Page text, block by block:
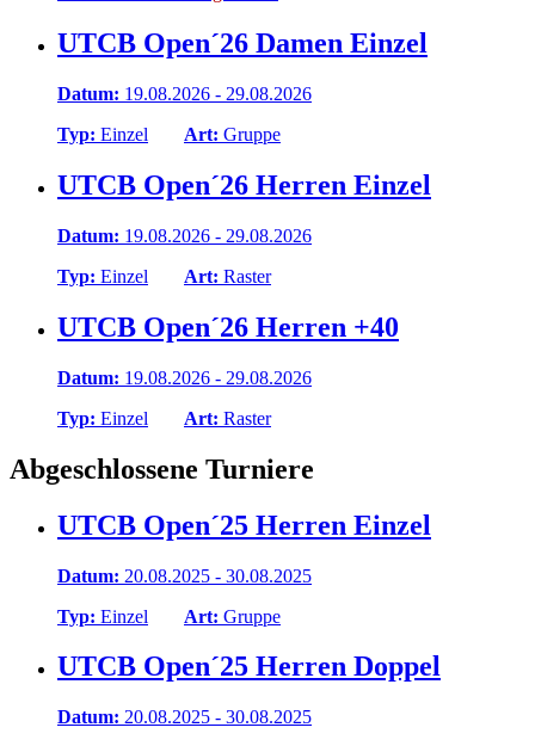
UTCB Open´26 Damen Einzel
Datum: 19.08.2026 - 29.08.2026
Typ: Einzel Art: Gruppe
UTCB Open´26 Herren Einzel
Datum: 19.08.2026 - 29.08.2026
Typ: Einzel Art: Raster
UTCB Open´26 Herren +40
Datum: 19.08.2026 - 29.08.2026
Typ: Einzel Art: Raster
Abgeschlossene Turniere
UTCB Open´25 Herren Einzel
Datum: 20.08.2025 - 30.08.2025
Typ: Einzel Art: Gruppe
UTCB Open´25 Herren Doppel
Datum: 20.08.2025 - 30.08.2025